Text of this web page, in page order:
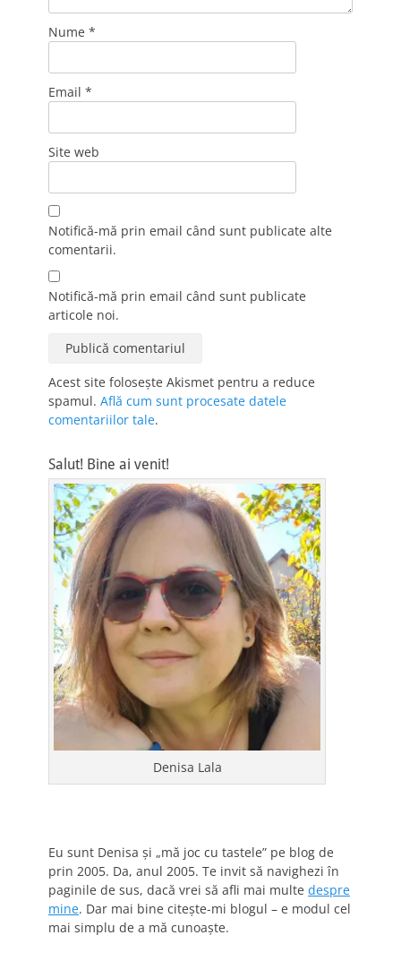
Nume *
Email *
Site web
Notifică-mă prin email când sunt publicate alte
comentarii.
Notifică-mă prin email când sunt publicate
articole noi.
Acest site folosește Akismet pentru a reduce
spamul. Află cum sunt procesate datele
comentariilor tale.
Salut! Bine ai venit!
Denisa Lala
Eu sunt Denisa și „mă joc cu tastele” pe blog de
prin 2005. Da, anul 2005. Te invit să navighezi în
paginile de sus, dacă vrei să afli mai multe despre
mine. Dar mai bine citește-mi blogul – e modul cel
mai simplu de a mă cunoaște.